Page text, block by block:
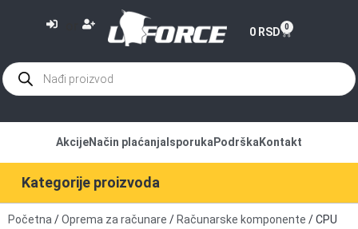
0 RSD 0
Kategorije proizvoda
AkcijeNačin plaćanja Isporuka Podrška Kontakt
Početna /Oprema za računare / Računarske komponente / CPU